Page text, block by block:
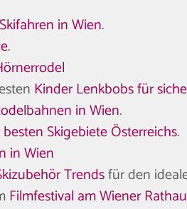
in Wien.
.
Kinder Lenkbobs für
in Wien.
Skigebiete Österreichs.
in Wien
Trendsfür den
Filmfestival am Wiener